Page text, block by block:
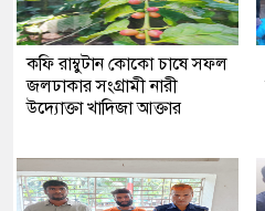
কফি রাম্বুটান কোকো চাষে সফল
জলঢাকার সংগ্রামী নারী
উদ্যোক্তা খাদিজা আক্তার